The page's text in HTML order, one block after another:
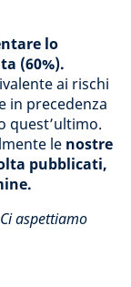
lo
(60%).
ai rischi
in precedenza
quest’ultimo.
le nostre
pubblicati,
aspettiamo